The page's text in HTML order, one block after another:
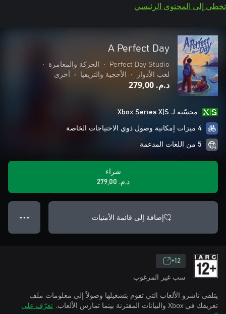
تخطي إلى المحتوى الرئيسي
A Perfect Day
Perfect Day Studio
• الحركة والمغامرة
•
لعب الأدوار
• الأحجية والتريفيا • أخرى
د.م.‏ 279,00
محسّنة لـ Xbox Series X|S
4 ميزات إمكانية وصول ذوي الاحتياجات الخاصة
5 من اللغات المدعمة
شراء
د.م.‏ 279,00
إضافة إلى قائمة الأمنيات ● ● ●
12+
سب غير المرغوب
يتلقى ناشرو الألعاب التي تقوم بتشغيلها وصولاً إلى معلومات ملف
تعريفك في Xbox والبيانات المقترنة بينما تمارس الألعاب.
تعرّف على